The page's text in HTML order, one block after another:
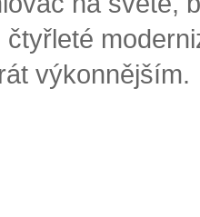
čtyřleté
výkonnějším.